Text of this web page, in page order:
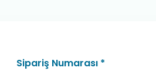
Sipariş Numarası *